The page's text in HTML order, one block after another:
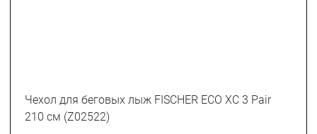
Чехол для беговых лыж FISCHER ECO XC 3 Pair
210 см (Z02522)